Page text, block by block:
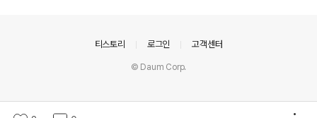
티스토리 로그인 고객센터
© Daum Corp.